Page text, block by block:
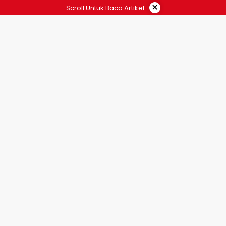
Scroll Untuk Baca Artikel ×